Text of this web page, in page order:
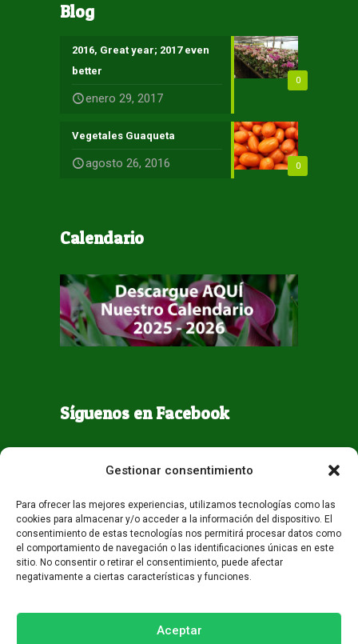
Gestionar consentimiento
Para ofrecer las mejores experiencias, utilizamos tecnologías como las
cookies para almacenar y/o acceder a la información del dispositivo. El
consentimiento de estas tecnologías nos permitirá procesar datos como
el comportamiento de navegación o las identificaciones únicas en este
sitio. No consentir o retirar el consentimiento, puede afectar
negativamente a ciertas características y funciones.
Aceptar
Blog
0
2016, Great year; 2017 even
better
enero 29, 2017
0
Vegetales Guaqueta
agosto 26, 2016
Calendario
Síguenos en Facebook
Todos los derechos reservados - Guaqueta USA 2026